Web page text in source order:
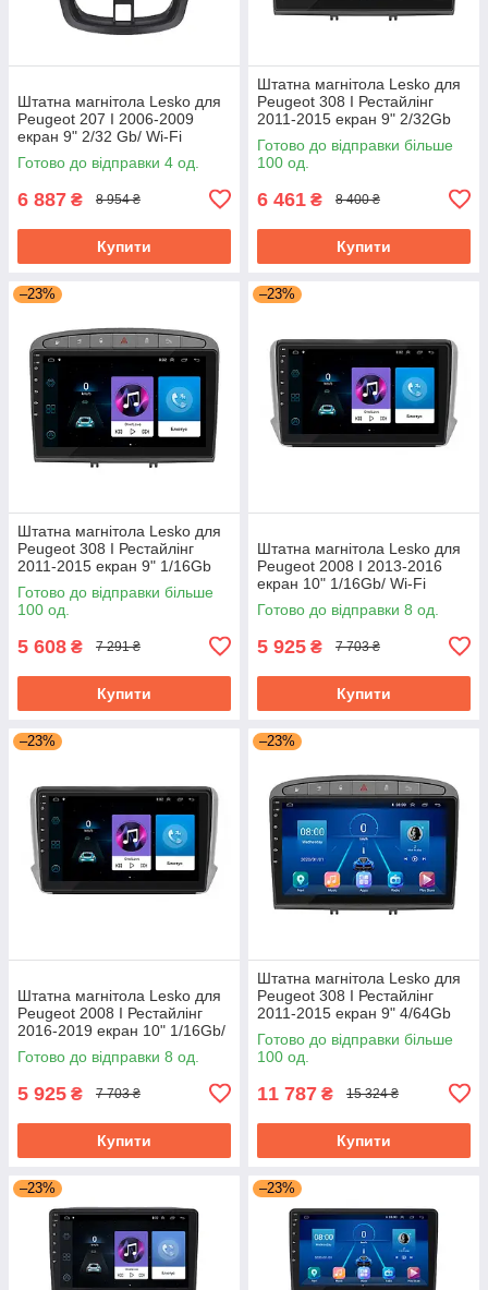
Штатна магнітола Lesko для
Peugeot 207 I 2006-2009
екран 9" 2/32 Gb/ Wi-Fi
Optima GPS Android Пожо
Готово до відправки 4 од.
6 887 ₴ 8 954 ₴
Купити
Штатна магнітола Lesko для
Peugeot 308 I Рестайлінг
2011-2015 екран 9" 2/32Gb
Grey/Wi-Fi Optima GPS
Android
Готово до відправки більше
100 од.
6 461 ₴ 8 400 ₴
Купити
–23%
Штатна магнітола Lesko для
Peugeot 308 I Рестайлінг
2011-2015 екран 9" 1/16Gb
Grey/Wi-Fi Optima GPS
Android
Готово до відправки більше
100 од.
5 608 ₴ 7 291 ₴
Купити
–23%
Штатна магнітола Lesko для
Peugeot 2008 I 2013-2016
екран 10" 1/16Gb/ Wi-Fi
Optima GPS Android Пожо
Готово до відправки 8 од.
5 925 ₴ 7 703 ₴
Купити
–23%
Штатна магнітола Lesko для
Peugeot 2008 I Рестайлінг
2016-2019 екран 10" 1/16Gb/
Wi-Fi Optima GPS Android
Готово до відправки 8 од.
5 925 ₴ 7 703 ₴
Купити
–23%
Штатна магнітола Lesko для
Peugeot 308 I Рестайлінг
2011-2015 екран 9" 4/64Gb
Grey/4G/ Wi-Fi/CarPlay Top
GPS
Готово до відправки більше
100 од.
11 787 ₴ 15 324 ₴
Купити
–23% –23%